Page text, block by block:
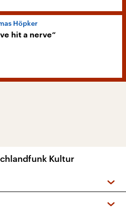
Höpker
hit a nerve“
Kultur